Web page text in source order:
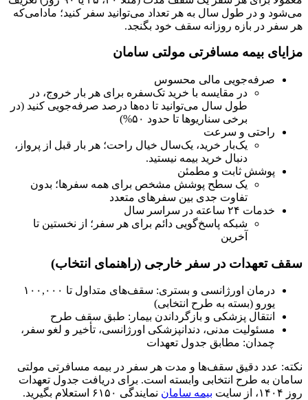
می‌شود و در طول سال به هر تعداد می‌توانید سفر کنید؛ مادامی‌که
هر سفر در بازه روزانه سقف خود بگنجد.
مزایای بیمه مسافرتی مولتی سامان
صرفه‌جویی مالی محسوس
در مقایسه با خرید تک‌سفره برای هر بار خروج، در
طول سال می‌توانید تا ده‌ها درصد صرفه‌جویی کنید (در
برخی سناریوها تا حدود ۵۰%)
راحتی و سرعت
یک‌بار خرید، یک‌سال خیال راحت؛ هر بار قبل از پرواز،
دنبال خرید بیمه نیستید.
پوشش ثابت و مطمئن
یک سطح پوشش مشخص برای همه سفرها؛ بدون
تفاوت جدی بین سفرهای متعدد
خدمات ۲۴ ساعته در سراسر سال
شبکه پاسخ‌گویی دائم برای هر سفر؛ از نخستین تا
آخرین
سقف تعهدات در سفر خارجی (راهنمای انتخاب)
درمان اورژانسی و بستری: سقف‌های متداول تا ۱۰۰,۰۰۰
یورو (بسته به طرح انتخابی)
انتقال پزشکی و بازگرداندن بیمار: طبق سقف طرح
مسئولیت مدنی، دندانپزشکی اورژانسی، تأخیر و لغو سفر،
چمدان: مطابق جدول تعهدات
نکته: عدد دقیق سقف‌ها و مدت هر سفر در بیمه مسافرتی مولتی
سامان به طرح انتخابی وابسته است. برای دریافت جدول تعهدات
روز ۱۴۰۴، از سایت
بیمه سامان نمایندگی ۶۱۵۰ استعلام بگیرید.